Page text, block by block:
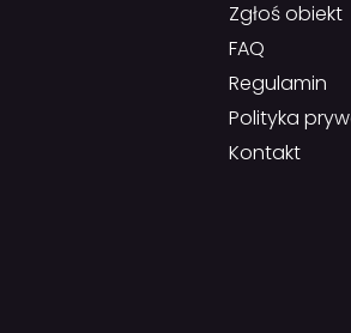
Zgłoś obiekt
FAQ
Regulamin
Polityka
Kontakt